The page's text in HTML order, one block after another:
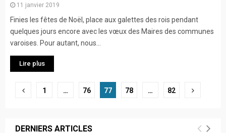
11 janvier 2019
Finies les fêtes de Noël, place aux galettes des rois pendant
quelques jours encore avec les vœux des Maires des communes
varoises. Pour autant, nous...
Lire plus
Navigation
articles
1 … 76 77 78 … 82
DERNIERS ARTICLES